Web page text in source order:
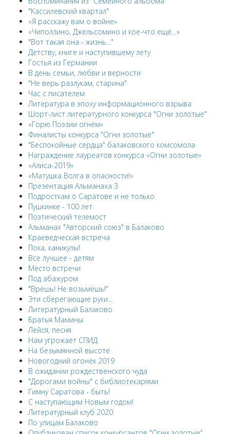
"Кассилевский квартал"
«Я расскажу вам о войне»
«Чиполлино, Джельсомино и кое-что ещё…»
"Вот такая она - жизнь..."
Детству, книге и наступившему лету
Гостья из Германии
В день семьи, любви и верности
"Не верь разлукам, старина"
Час с писателем
Литература в эпоху информационного взрыва
Шорт-лист литературного конкурса "Огни золотые"
«Горю Поэзии огнём»
Финалисты конкурса "Огни золотые"
"Беспокойные сердца" балаковского комсомола
Награждение лауреатов конкурса «Огни золотые»
«Алиса-2019»
«Матушка Волга в опасности!»
Презентация Альманаха 3
Подросткам о Саратове и не только
Пушкинке - 100 лет
Поэтический телемост
Альманах "Авторский союз" в Балаково
Краеведческая встреча
Пока, каникулы!
Все лучшее - детям
Место встречи
Под абажуром
"Врёшь! Не возьмёшь!"
Эти сберегающие руки...
Литературный Балаково
Братья Мамины
Лейся, песня
Нам угрожает СПИД
На безымянной высоте
Новогодний огонёк 2019
В ожидании рождественского чуда
"Дорогами войны" с библиотекарями
Гимну Саратова - быть!
С наступающим Новым годом!
Литературный клуб 2020
По улицам Балаково